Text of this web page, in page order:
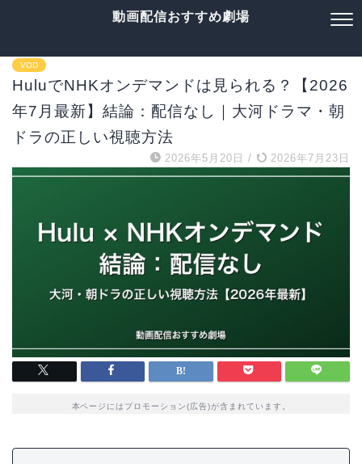
動画配信おすすめ劇場
VOD
HuluでNHKオンデマンドは見られる？【2026
年7月最新】結論：配信なし｜大河ドラマ・朝
ドラの正しい視聴方法
2026年5月20日 / 2026年7月23日
本ページにはプロモーション(広告)が含まれています。